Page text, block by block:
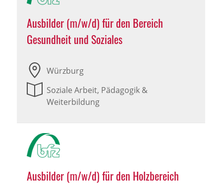
Ausbilder (m/w/d) für den Bereich
Gesundheit und Soziales
Würzburg
Soziale Arbeit, Pädagogik &
Weiterbildung
Ausbilder (m/w/d) für den Holzbereich